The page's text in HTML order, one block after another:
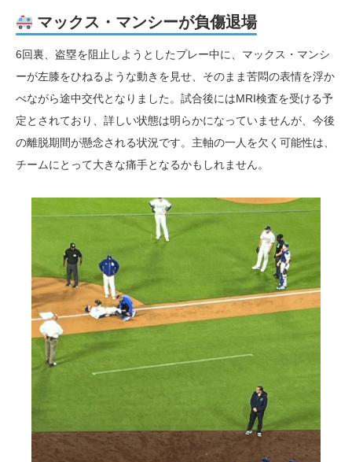
マックス・マンシーが負傷退場
6回裏、盗塁を阻止しようとしたプレー中に、マックス・マンシ
ーが左膝をひねるような動きを見せ、そのまま苦悶の表情を浮か
べながら途中交代となりました。試合後にはMRI検査を受ける予
定とされており、詳しい状態は明らかになっていませんが、今後
の離脱期間が懸念される状況です。主軸の一人を欠く可能性は、
チームにとって大きな痛手となるかもしれません。